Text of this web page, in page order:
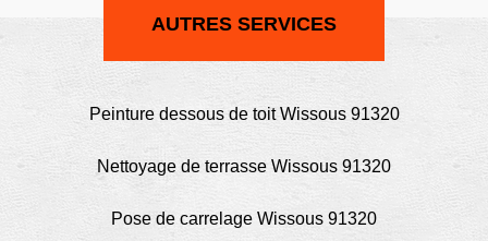
AUTRES SERVICES
Peinture dessous de toit Wissous 91320
Nettoyage de terrasse Wissous 91320
Pose de carrelage Wissous 91320